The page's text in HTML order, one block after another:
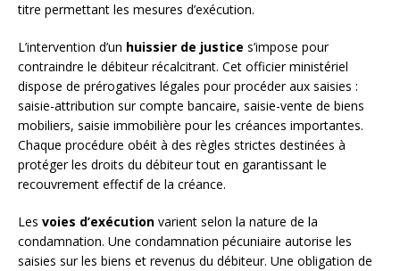
titre permettant les mesures d’exécution.
L’intervention d’un huissier de justice s’impose pour
contraindre le débiteur récalcitrant. Cet officier ministériel
dispose de prérogatives légales pour procéder aux saisies :
saisie-attribution sur compte bancaire, saisie-vente de biens
mobiliers, saisie immobilière pour les créances importantes.
Chaque procédure obéit à des règles strictes destinées à
protéger les droits du débiteur tout en garantissant le
recouvrement effectif de la créance.
Les voies d’exécution varient selon la nature de la
condamnation. Une condamnation pécuniaire autorise les
saisies sur les biens et revenus du débiteur. Une obligation de